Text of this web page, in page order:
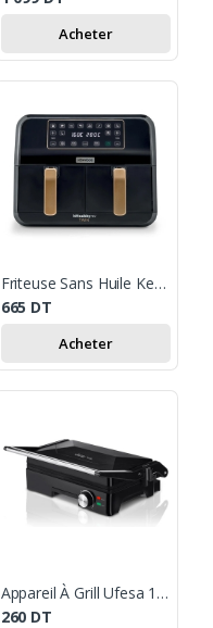
Acheter
Friteuse Sans Huile Kenwood kHealthy Fry Dual 8L Noir
665 DT
Acheter
Appareil À Grill Ufesa 1600W Noir
260 DT